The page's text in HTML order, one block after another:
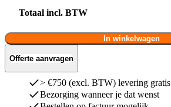
Totaal incl. BTW
In winkelwagen
Offerte aanvragen
> €750 (excl. BTW) levering gratis
Bezorging wanneer je dat wenst